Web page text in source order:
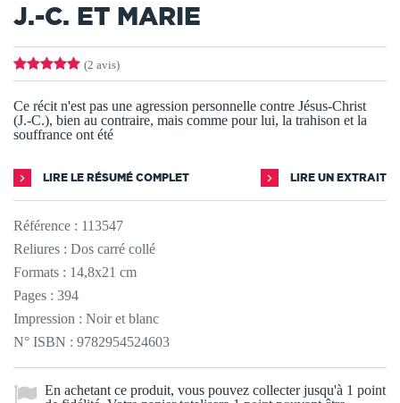
J.-C. ET MARIE
(2 avis)
Ce récit n'est pas une agression personnelle contre Jésus-Christ
(J.-C.), bien au contraire, mais comme pour lui, la trahison et la
souffrance ont été
LIRE LE RÉSUMÉ COMPLET LIRE UN EXTRAIT
Référence : 113547
Reliures : Dos carré collé
Formats : 14,8x21 cm
Pages : 394
Impression : Noir et blanc
N° ISBN : 9782954524603
En achetant ce produit, vous pouvez collecter jusqu'à 1 point